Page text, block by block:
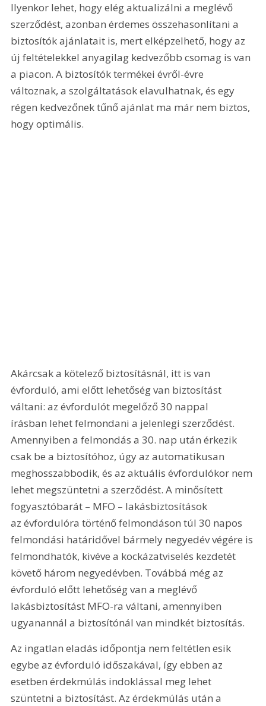
Ilyenkor lehet, hogy elég aktualizálni a meglévő
szerződést, azonban érdemes összehasonlítani a
biztosítók ajánlatait is, mert elképzelhető, hogy az
új feltételekkel anyagilag kedvezőbb csomag is van
a piacon. A biztosítók termékei évről-évre
változnak, a szolgáltatások elavulhatnak, és egy
régen kedvezőnek tűnő ajánlat ma már nem biztos,
hogy optimális.
Akárcsak a kötelező biztosításnál, itt is van
évforduló, ami előtt lehetőség van biztosítást
váltani: az évfordulót megelőző 30 nappal
írásban lehet felmondani a jelenlegi szerződést.
Amennyiben a felmondás a 30. nap után érkezik
csak be a biztosítóhoz, úgy az automatikusan
meghosszabbodik, és az aktuális évfordulókor nem
lehet megszüntetni a szerződést. A minősített
fogyasztóbarát – MFO – lakásbiztosítások
az évfordulóra történő felmondáson túl 30 napos
felmondási határidővel bármely negyedév végére is
felmondhatók, kivéve a kockázatviselés kezdetét
követő három negyedévben. Továbbá még az
évforduló előtt lehetőség van a meglévő
lakásbiztosítást MFO-ra váltani, amennyiben
ugyanannál a biztosítónál van mindkét biztosítás.
Az ingatlan eladás időpontja nem feltétlen esik
egybe az évforduló időszakával, így ebben az
esetben érdekmúlás indoklással meg lehet
szüntetni a biztosítást. Az érdekmúlás után a